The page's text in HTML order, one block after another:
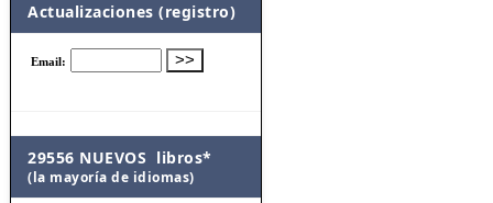
Actualizaciones (registro)
29556 NUEVOS libros*
(la mayoría de idiomas)